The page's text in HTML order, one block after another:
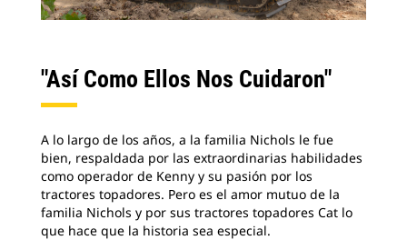
"Así Como Ellos Nos Cuidaron"
A lo largo de los años, a la familia Nichols le fue
bien, respaldada por las extraordinarias habilidades
como operador de Kenny y su pasión por los
tractores topadores. Pero es el amor mutuo de la
familia Nichols y por sus tractores topadores Cat lo
que hace que la historia sea especial.